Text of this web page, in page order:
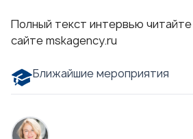
Полный текст интервью читайте
сайтеmskagency.ru
Ближайшие мероприятия